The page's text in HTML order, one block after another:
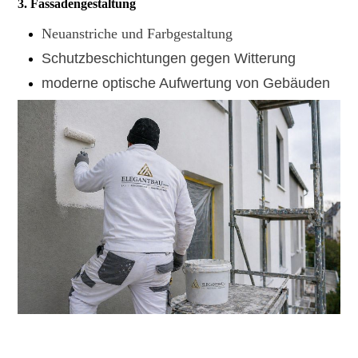
3. Fassadengestaltung
Neuanstriche und Farbgestaltung
Schutzbeschichtungen gegen Witterung
moderne optische Aufwertung von Gebäuden